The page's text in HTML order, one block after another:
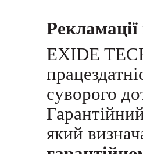
EXIDE
суворого
який